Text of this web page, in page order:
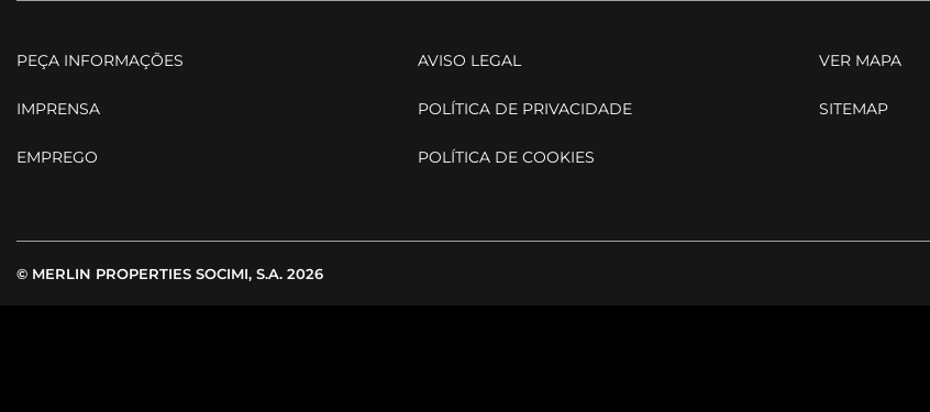
PEÇA INFORMAÇÕES
IMPRENSA
EMPREGO
AVISO LEGAL
POLÍTICA DE PRIVACIDADE
POLÍTICA DE COOKIES
VER MAPA
SITEMAP
© MERLIN PROPERTIES SOCIMI, S.A. 2026